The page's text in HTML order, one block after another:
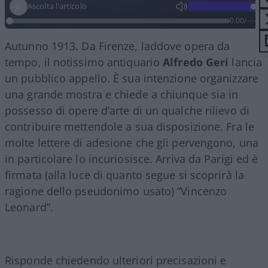
Ascolta l'articolo
0:00/--:--
Autunno 1913. Da Firenze, laddove opera da
tempo, il notissimo antiquario Alfredo Geri lancia
un pubblico appello. È sua intenzione organizzare
una grande mostra e chiede a chiunque sia in
possesso di opere d’arte di un qualche rilievo di
contribuire mettendole a sua disposizione. Fra le
molte lettere di adesione che gli pervengono, una
in particolare lo incuriosisce. Arriva da Parigi ed è
firmata (alla luce di quanto segue si scoprirà la
ragione dello pseudonimo usato) “Vincenzo
Leonard”.
Risponde chiedendo ulteriori precisazioni e